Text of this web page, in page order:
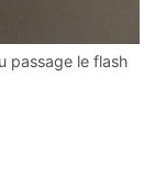
passage le flash